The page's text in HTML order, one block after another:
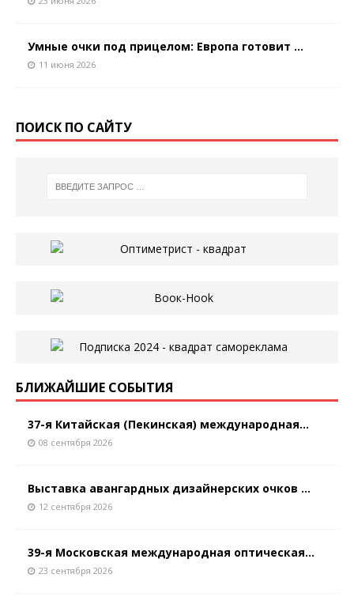
Умные очки под прицелом: Европа готовит ...
11 июня 2026
ПОИСК ПО САЙТУ
БЛИЖАЙШИЕ СОБЫТИЯ
37-я Китайская (Пекинская) международная...
08 сентября 2026
Выставка авангардных дизайнерских очков ...
12 сентября 2026
39-я Московская международная оптическая...
23 сентября 2026